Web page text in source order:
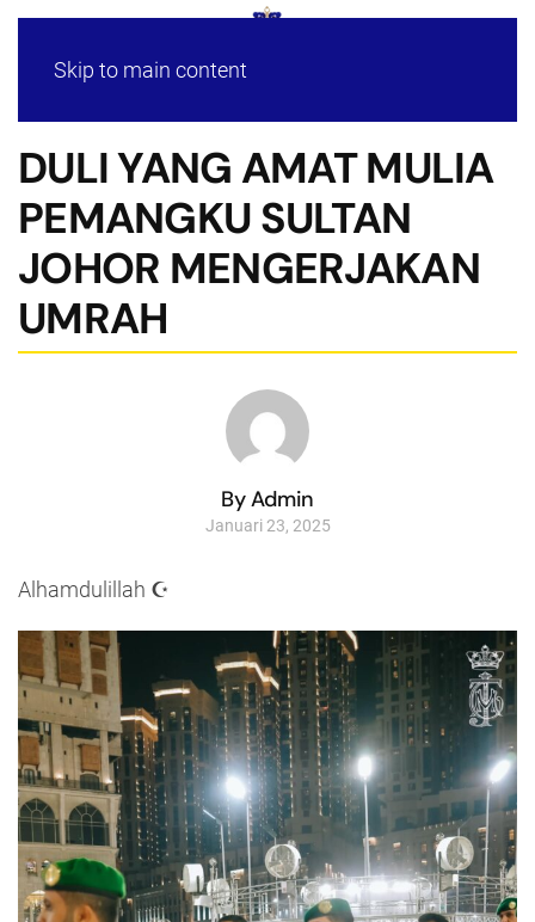
Skip to main content
DULI YANG AMAT MULIA
PEMANGKU SULTAN
JOHOR MENGERJAKAN
UMRAH
By Admin
Januari 23, 2025
Alhamdulillah ☪️